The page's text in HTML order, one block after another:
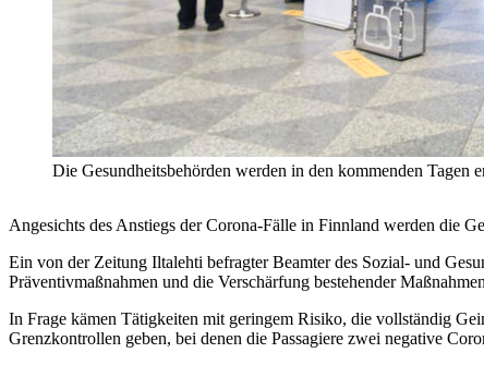
Die Gesundheitsbehörden werden in den kommenden
Angesichts des Anstiegs der Corona-Fälle in Finnland werden die
Ein von der Zeitung Iltalehti befragter Beamter des Sozial- und
Präventivmaßnahmen und die Verschärfung bestehender
In Frage kämen Tätigkeiten mit geringem Risiko, die vollständig
Grenzkontrollen geben, bei denen die Passagiere zwei negative